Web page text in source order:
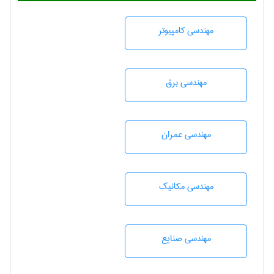
مهندسی كامپيوتر
مهندسی برق
مهندسی عمران
مهندسی مکانیک
مهندسی صنايع